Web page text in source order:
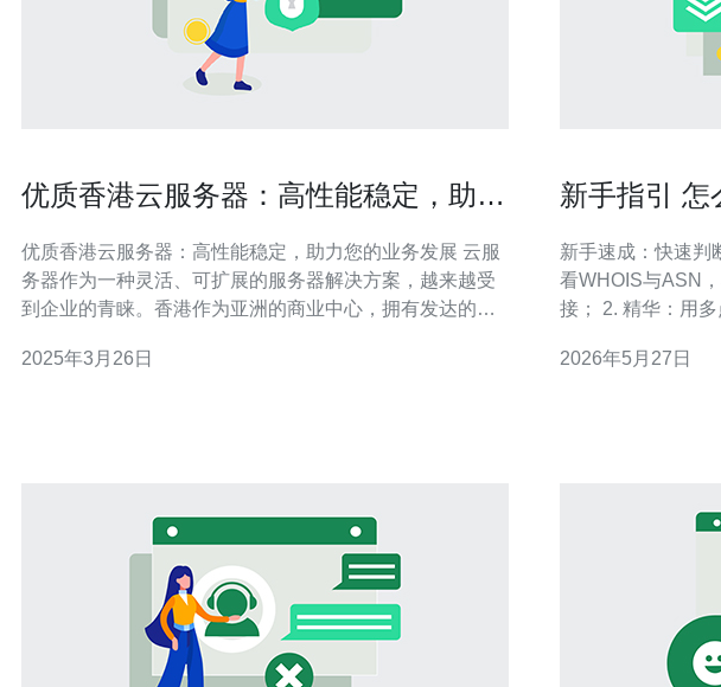
优质香港云服务器：高性能稳定，助力
优质香港云服务器：高性能稳定，助力您的业务发展 云服
务器作为一种灵活、可扩展的服务器解决方案，越来越受
到企业的青睐。香港作为亚洲的商业中心，拥有发达的网
服务器的理想地点。本文将介绍优质香港云服务器的特
2025年3月26日
新手指引 怎
新手速成：快速判断一
看WHOIS与ASN
接； 2. 精华：用多点网络工具（traceroute、MTR、香港
象； 3. 精华：
2026年5月27日